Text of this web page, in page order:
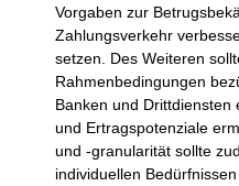
Vorgaben zur
Zahlungsverkehr
setzen. Des Weiteren
Rahmenbedingungen
Banken und Drittdiensten
und Ertragspotenziale
und -granularität sollte
individuellen